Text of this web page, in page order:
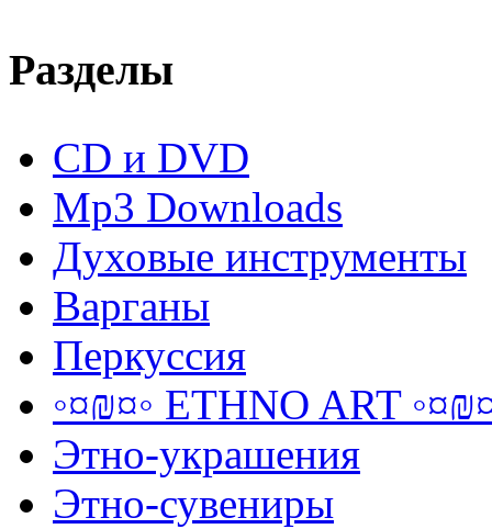
Разделы
CD и DVD
Mp3 Downloads
Духовые инструменты
Варганы
Перкуссия
◦¤₪¤◦ ETHNO ART
Этно-украшения
Этно-сувениры